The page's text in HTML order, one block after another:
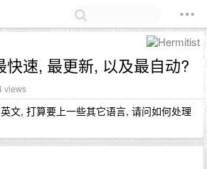
快速, 最更新, 以及最自动?
views
文, 打算要上一些其它语言, 请问如何处理